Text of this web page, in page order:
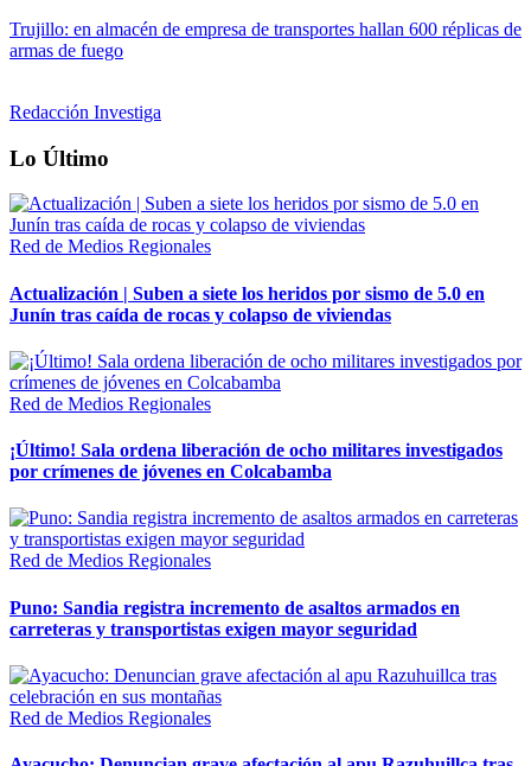
Trujillo: en almacén de empresa de transportes hallan 600 réplicas de
armas de fuego
Redacción Investiga
Lo Último
Red de Medios Regionales
Actualización | Suben a siete los heridos por sismo de 5.0 en
Junín tras caída de rocas y colapso de viviendas
Red de Medios Regionales
¡Último! Sala ordena liberación de ocho militares investigados
por crímenes de jóvenes en Colcabamba
Red de Medios Regionales
Puno: Sandia registra incremento de asaltos armados en
carreteras y transportistas exigen mayor seguridad
Red de Medios Regionales